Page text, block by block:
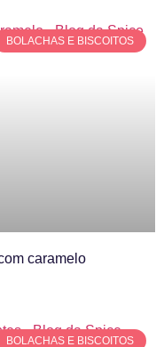
BOLACHAS E BISCOITOS
caramelo
BOLACHAS E BISCOITOS